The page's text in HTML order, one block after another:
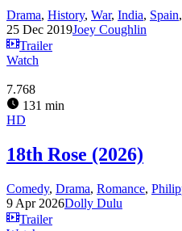
Drama, History, War, India, Spain,
25 Dec 2019Joey Coughlin
Trailer
Watch
7.768
131 min
HD
18th Rose (2026)
Comedy, Drama, Romance,
9 Apr 2026Dolly Dulu
Trailer